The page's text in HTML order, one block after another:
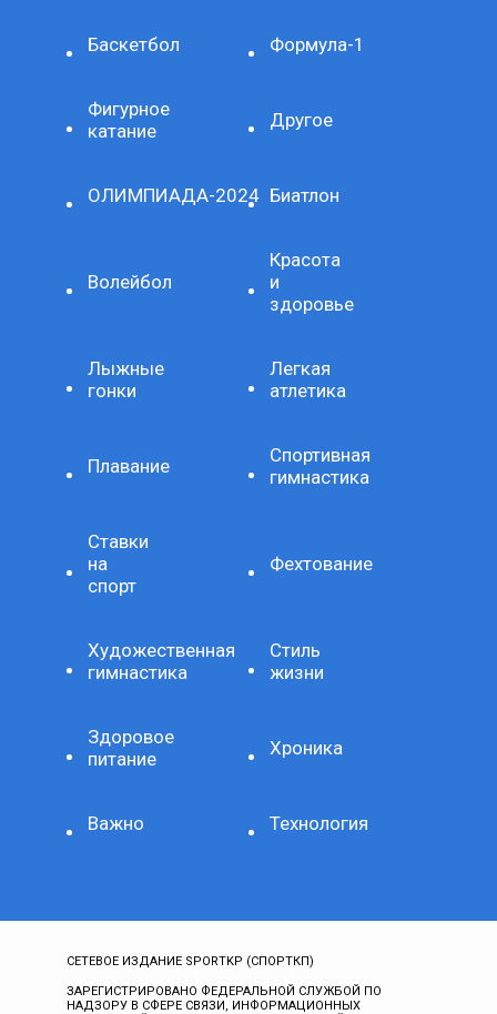
Баскетбол Формула-1
Фигурное
катание
Другое
ОЛИМПИАДА-2024 Биатлон
Волейбол
Красота
и
здоровье
Лыжные
гонки
Легкая
атлетика
Плавание
Спортивная
гимнастика
Ставки
на
спорт
Фехтование
Художественная
гимнастика
Стиль
жизни
Здоровое
питание
Хроника
Важно Технология
СЕТЕВОЕ ИЗДАНИЕ SPORTKP (СПОРТКП)
ЗАРЕГИСТРИРОВАНО ФЕДЕРАЛЬНОЙ СЛУЖБОЙ ПО
НАДЗОРУ В СФЕРЕ СВЯЗИ, ИНФОРМАЦИОННЫХ